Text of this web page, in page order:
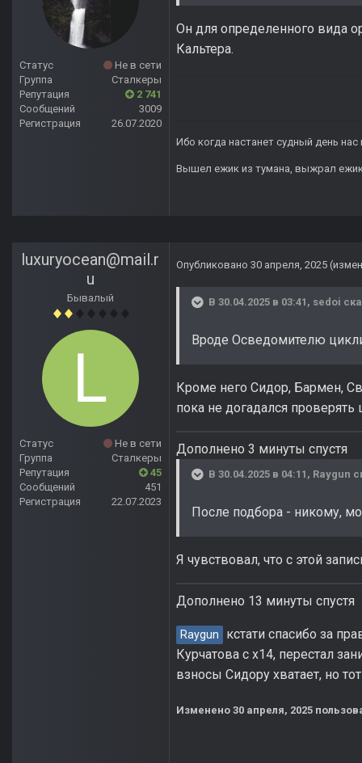
Статус
Не в сети
Группа
Сталкеры
Репутация
2 741
Сообщений
3009
Регистрация
26.07.2020
Он для определенного вида
Кальтера.
Ибо когда настанет судный день
Вышел ежик из тумана, выжрал ежик
luxuryocean@mail.r
u
Бывалый
Статус
Не в сети
Группа
Сталкеры
Репутация
45
Сообщений
451
Регистрация
22.07.2023
Опубликовано 30 апреля, 2025
В 30.04.2025 в 03:41, sedoi
Вроде Осведомителю
Кроме него Сидор, Бармен,
пока не догадался проверять
Дополнено 3 минуты спустя
В 30.04.2025 в 04:11, Raygun
После подбора - никому,
Я чувствовал, что с этой
Дополнено 13 минуты спустя
Raygun
кстати спасибо за
Курчатова с х14, перестал
взносы Сидору хватает, но
Изменено 30 апреля, 2025